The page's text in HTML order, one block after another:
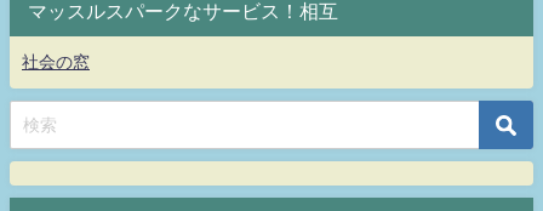
マッスルスパークなサービス！相互
社会の窓